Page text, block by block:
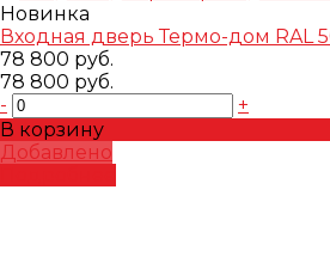
Новинка
Входная дверь Термо-дом RAL
78 800 руб.
78 800 руб.
-
+
В корзину
Добавлено